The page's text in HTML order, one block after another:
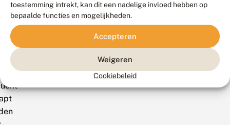
toestemming intrekt, kan dit een nadelige invloed hebben op
bepaalde functies en mogelijkheden.
Accepteren
Weigeren
Cookiebeleid